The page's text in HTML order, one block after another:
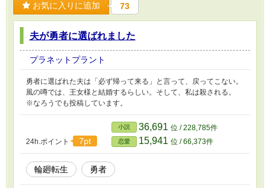
お気に入りに追加 73
夫が勇者に選ばれました
プラネットプラント
勇者に選ばれた夫は「必ず帰って来る」と言って、戻ってこない。
風の噂では、王女様と結婚するらしい。そして、私は殺される。
※なろうでも投稿しています。
24h.ポイント 7pt
小説 36,691 位 / 228,785件
恋愛 15,941 位 / 66,373件
輪廻転生 勇者